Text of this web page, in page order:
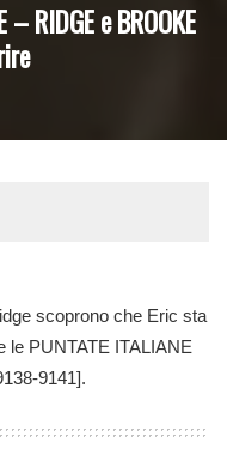
– RIDGE e BROOKE
scoprono che Eric sta
le PUNTATE ITALIANE
9141].